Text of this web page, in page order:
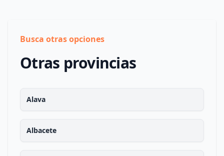
Busca otras opciones
Otras provincias
Alava
Albacete